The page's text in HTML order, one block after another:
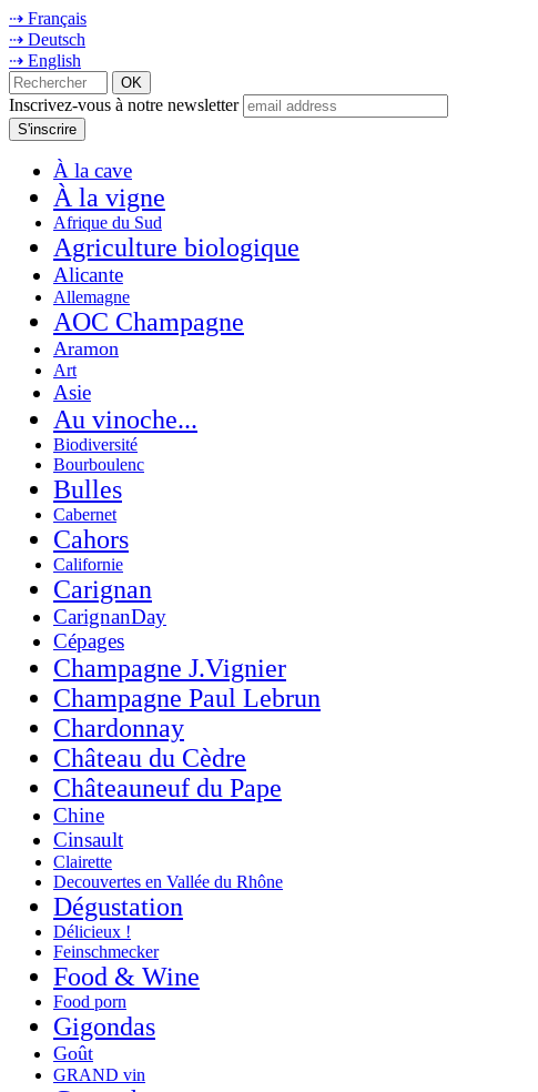
⇢ Français
⇢ Deutsch
⇢ English
Inscrivez-vous à notre newsletter
À la cave
À la vigne
Afrique du Sud
Agriculture biologique
Alicante
Allemagne
AOC Champagne
Aramon
Art
Asie
Au vinoche...
Biodiversité
Bourboulenc
Bulles
Cabernet
Cahors
Californie
Carignan
CarignanDay
Cépages
Champagne J.Vignier
Champagne Paul Lebrun
Chardonnay
Château du Cèdre
Châteauneuf du Pape
Chine
Cinsault
Clairette
Decouvertes en Vallée du Rhône
Dégustation
Délicieux !
Feinschmecker
Food & Wine
Food porn
Gigondas
Goût
GRAND vin